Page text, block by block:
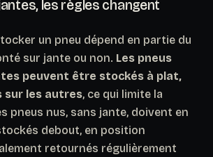
les règles changent
un pneu dépend en partie du
sur jante ou non. Les pneus
peuvent être stockés à plat,
sur les autres, ce qui limite la
pneus nus, sans jante, doivent en
debout, en position
retournés régulièrement